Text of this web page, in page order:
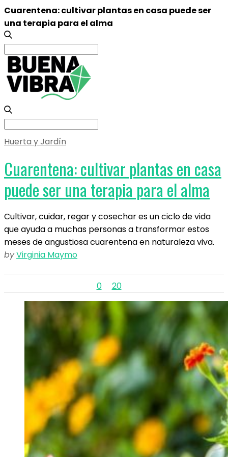
Cuarentena: cultivar plantas en casa puede ser
una terapia para el alma
Search
for:
Search
Huerta y Jardín
Cuarentena: cultivar plantas en casa
puede ser una terapia para el alma
Cultivar, cuidar, regar y cosechar es un ciclo de vida
que ayuda a muchas personas a transformar estos
meses de angustiosa cuarentena en naturaleza viva.
byVirginia Maymo
0 20